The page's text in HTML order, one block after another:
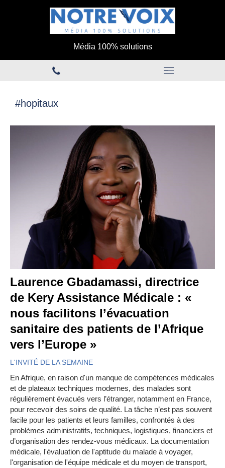
Média 100% solutions
#hopitaux
Laurence Gbadamassi, directrice
de Kery Assistance Médicale : «
nous facilitons l’évacuation
sanitaire des patients de l’Afrique
vers l’Europe »
L'INVITÉ DE LA SEMAINE
En Afrique, en raison d'un manque de compétences médicales
et de plateaux techniques modernes, des malades sont
régulièrement évacués vers l’étranger, notamment en France,
pour recevoir des soins de qualité. La tâche n’est pas souvent
facile pour les patients et leurs familles, confrontés à des
problèmes administratifs, techniques, logistiques, financiers et
d’organisation des rendez-vous médicaux. La documentation
médicale, l'évaluation de l'aptitude du malade à voyager,
l'organisation de l'équipe médicale et du moyen de transport,